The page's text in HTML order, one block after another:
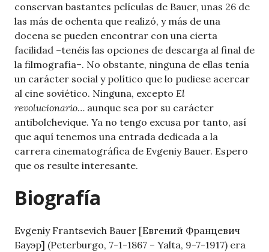
conservan bastantes películas de Bauer, unas 26 de
las más de ochenta que realizó, y más de una
docena se pueden encontrar con una cierta
facilidad –tenéis las opciones de descarga al final de
la filmografía–. No obstante, ninguna de ellas tenía
un carácter social y político que lo pudiese acercar
al cine soviético. Ninguna, excepto El
revolucionario… aunque sea por su carácter
antibolchevique. Ya no tengo excusa por tanto, así
que aquí tenemos una entrada dedicada a la
carrera cinematográfica de Evgeniy Bauer. Espero
que os resulte interesante.
Biografía
Evgeniy Frantsevich Bauer [Евгений Францевич
Бауэр] (Peterburgo, 7-1-1867 – Yalta, 9-7-1917) era